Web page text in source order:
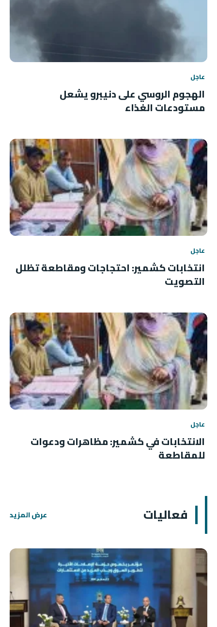
عاجل
الهجوم الروسي على دنيبرو يشعل
مستودعات الغذاء
عاجل
انتخابات كشمير: احتجاجات ومقاطعة تظلل
التصويت
عاجل
الانتخابات في كشمير: مظاهرات ودعوات
للمقاطعة
فعاليات عرض المزيد